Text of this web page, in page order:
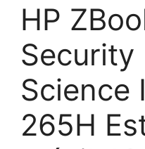
HP
Security
Science
265H